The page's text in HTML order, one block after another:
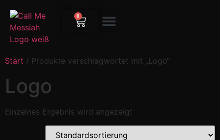
0
Start / Produkte verschlagwortet mit „Logo“
Logo
Einzelnes Ergebnis wird angezeigt